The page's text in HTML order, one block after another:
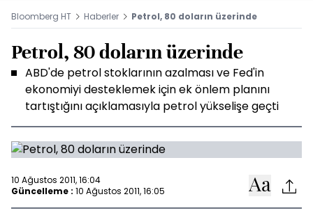
Bloomberg HT Haberler Petrol, 80 doların üzerinde
Petrol, 80 doların üzerinde
ABD'de petrol stoklarının azalması ve Fed'in
ekonomiyi desteklemek için ek önlem planını
tartıştığını açıklamasıyla petrol yükselişe geçti
10 Ağustos 2011, 16:04
Güncelleme : 10 Ağustos 2011, 16:05